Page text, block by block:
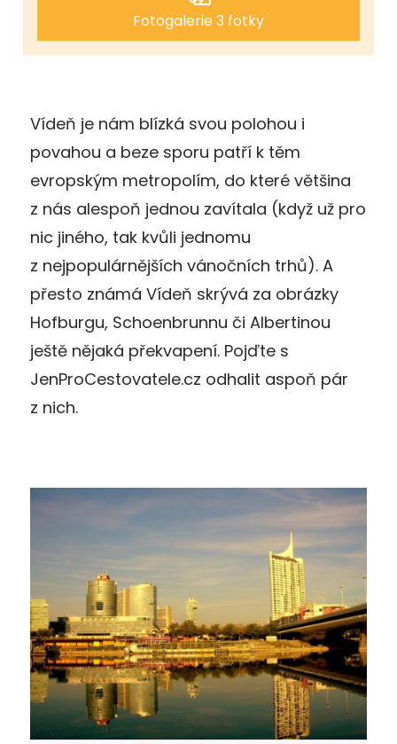
Fotogalerie 3 fotky
Vídeň je nám blízká svou polohou i
povahou a beze sporu patří k těm
evropským metropolím, do které většina
z nás alespoň jednou zavítala (když už pro
nic jiného, tak kvůli jednomu
z nejpopulárnějších vánočních trhů). A
přesto známá Vídeň skrývá za obrázky
Hofburgu, Schoenbrunnu či Albertinou
ještě nějaká překvapení. Pojďte s
JenProCestovatele.cz odhalit aspoň pár
z nich.